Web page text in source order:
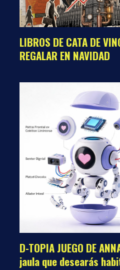
LIBROS DE CATA DE
REGALAR EN NAVIDAD
D-TOPIA JUEGO DE
jaula que desearás